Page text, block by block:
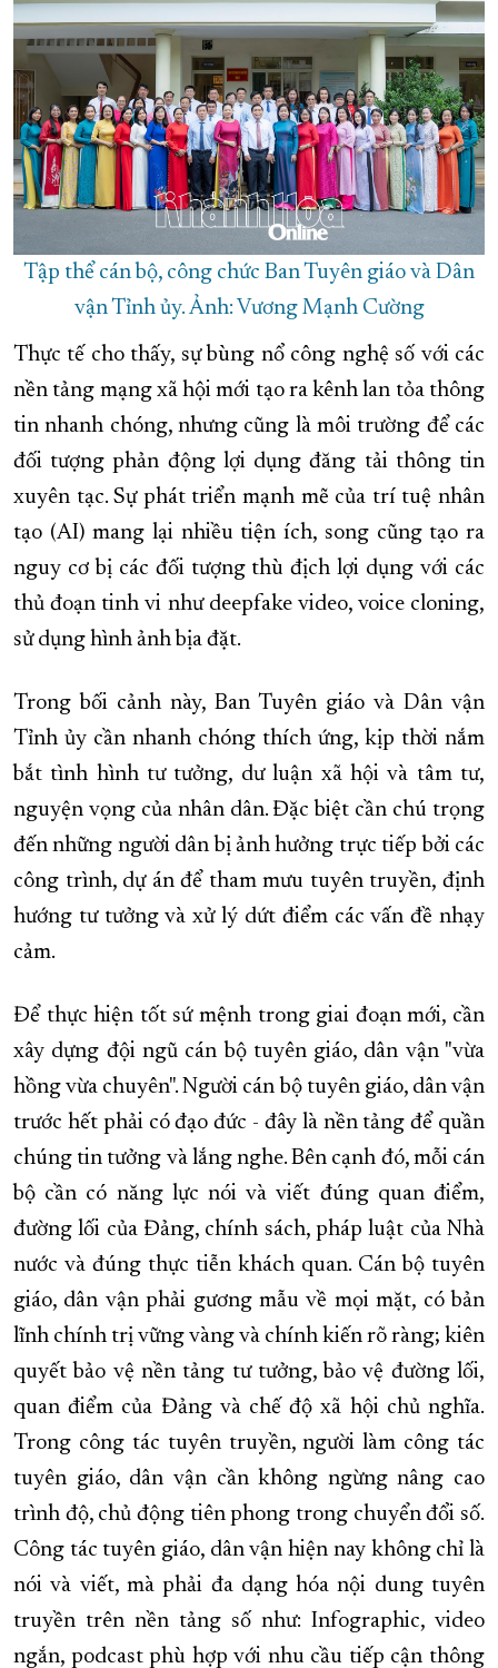
Tập thể cán bộ, công chức Ban Tuyên giáo và Dân
vận Tỉnh ủy. Ảnh: Vương Mạnh Cường
Thực tế cho thấy, sự bùng nổ công nghệ số với các
nền tảng mạng xã hội mới tạo ra kênh lan tỏa thông
tin nhanh chóng, nhưng cũng là môi trường để các
đối tượng phản động lợi dụng đăng tải thông tin
xuyên tạc. Sự phát triển mạnh mẽ của trí tuệ nhân
tạo (AI) mang lại nhiều tiện ích, song cũng tạo ra
nguy cơ bị các đối tượng thù địch lợi dụng với các
thủ đoạn tinh vi như deepfake video, voice cloning,
sử dụng hình ảnh bịa đặt.
Trong bối cảnh này, Ban Tuyên giáo và Dân vận
Tỉnh ủy cần nhanh chóng thích ứng, kịp thời nắm
bắt tình hình tư tưởng, dư luận xã hội và tâm tư,
nguyện vọng của nhân dân. Đặc biệt cần chú trọng
đến những người dân bị ảnh hưởng trực tiếp bởi các
công trình, dự án để tham mưu tuyên truyền, định
hướng tư tưởng và xử lý dứt điểm các vấn đề nhạy
cảm.
Để thực hiện tốt sứ mệnh trong giai đoạn mới, cần
xây dựng đội ngũ cán bộ tuyên giáo, dân vận "vừa
hồng vừa chuyên". Người cán bộ tuyên giáo, dân vận
trước hết phải có đạo đức - đây là nền tảng để quần
chúng tin tưởng và lắng nghe. Bên cạnh đó, mỗi cán
bộ cần có năng lực nói và viết đúng quan điểm,
đường lối của Đảng, chính sách, pháp luật của Nhà
nước và đúng thực tiễn khách quan. Cán bộ tuyên
giáo, dân vậnphải gương mẫu về mọi mặt, có bản
lĩnh chính trị vững vàng và chính kiến rõ ràng; kiên
quyết bảo vệ nền tảng tư tưởng, bảo vệ đường lối,
quan điểm của Đảng và chế độ xã hội chủ nghĩa.
Trong công tác tuyên truyền,người làm công tác
tuyên giáo, dân vậncần không ngừng nâng cao
trình độ, chủ động tiên phong trong chuyển đổi số.
Công tác tuyên giáo, dân vận hiện nay không chỉ là
nói và viết, mà phải đa dạng hóa nội dung tuyên
truyền trên nền tảng số như: Infographic, video
ngắn, podcast phù hợp với nhu cầu tiếp cận thông